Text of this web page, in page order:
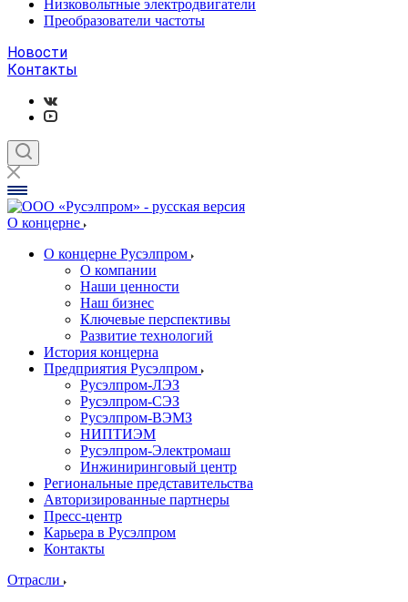
Низковольтные электродвигатели
Преобразователи частоты
Новости
Контакты
О концерне
О концерне Русэлпром
О компании
Наши ценности
Наш бизнес
Ключевые перспективы
Развитие технологий
История концерна
Предприятия Русэлпром
Русэлпром-ЛЭЗ
Русэлпром-СЭЗ
Русэлпром-ВЭМЗ
НИПТИЭМ
Русэлпром-Электромаш
Инжиниринговый центр
Региональные представительства
Авторизированные партнеры
Пресс-центр
Карьера в Русэлпром
Контакты
Отрасли